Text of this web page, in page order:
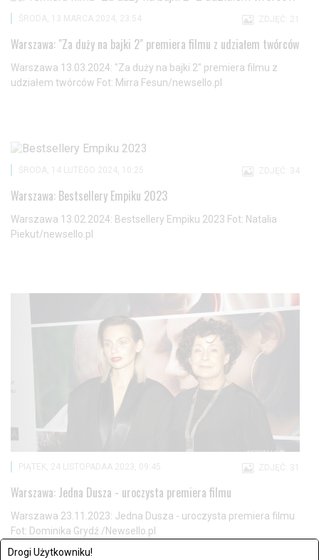
Drogi Użytkowniku!
ZDJĘĆ: 21
ŚRODA, 13 MARCA 2024, 23:54
Warszawa: "Za duży na bajki 2" premiera filmu z udziałem twórców
Warszawa 13.03.2024: "Za duży na bajki 2" premiera filmu z
udziałem twórców Fot: Mirra Fesun/newsello.pl
ZDJĘĆ: 34
ŚRODA, 14 LUTEGO 2024, 10:25
Warszawa: Bestsellery Empiku 2023
Warszawa 13.02.2024: Bestsellery Empiku 2023 Fot: Natalia
Piekut/newsello.pl
ZDJĘĆ: 31
PIĄTEK, 24 LISTOPADAA 2023, 09:45
Warszawa: Jedna Dusza - uroczysta premiera filmu
Warszawa 23.11.2023: Jedna Dusza - uroczysta premiera filmu
Fot: Dominika Grydź /Newsello.pl